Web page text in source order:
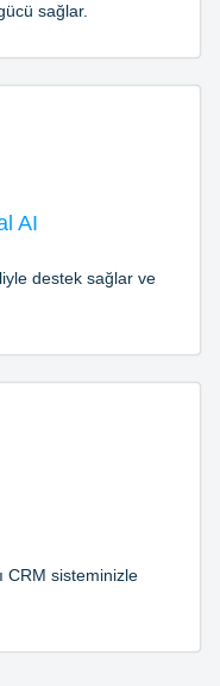
sağlar.
AI
destek sağlar ve
CRM sisteminizle